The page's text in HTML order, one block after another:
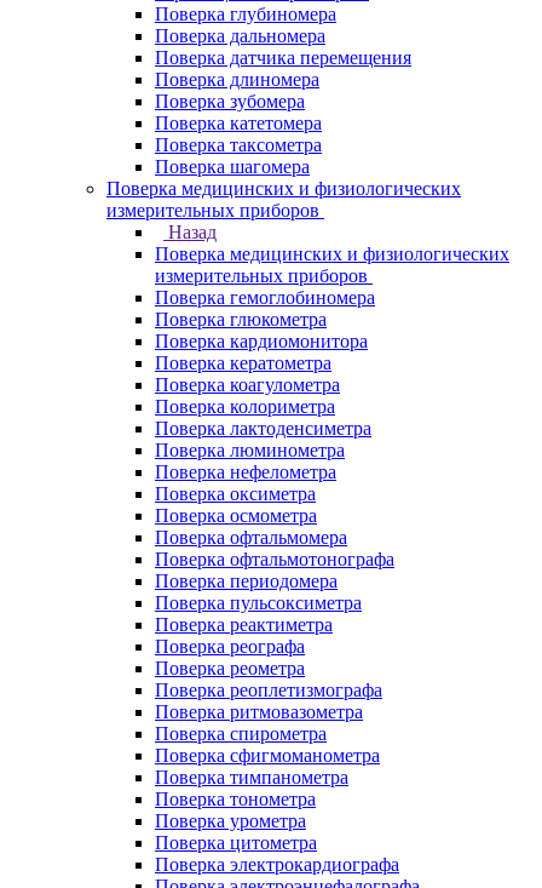
Поверка глубиномера
Поверка дальномера
Поверка датчика перемещения
Поверка длиномера
Поверка зубомера
Поверка катетомера
Поверка таксометра
Поверка шагомера
Поверка медицинских и физиологических
измерительных приборов
Назад
Поверка медицинских и физиологических
измерительных приборов
Поверка гемоглобиномера
Поверка глюкометра
Поверка кардиомонитора
Поверка кератометра
Поверка коагулометра
Поверка колориметра
Поверка лактоденсиметра
Поверка люминометра
Поверка нефелометра
Поверка оксиметра
Поверка осмометра
Поверка офтальмомера
Поверка офтальмотонографа
Поверка периодомера
Поверка пульсоксиметра
Поверка реактиметра
Поверка реографа
Поверка реометра
Поверка реоплетизмографа
Поверка ритмовазометра
Поверка спирометра
Поверка сфигмоманометра
Поверка тимпанометра
Поверка тонометра
Поверка урометра
Поверка цитометра
Поверка электрокардиографа